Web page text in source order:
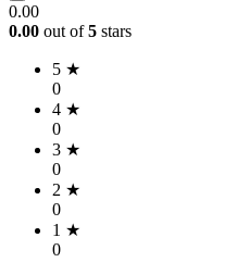
0.00
0.00 out of5 stars
5 ★
0
4 ★
0
3 ★
0
2 ★
0
1 ★
0